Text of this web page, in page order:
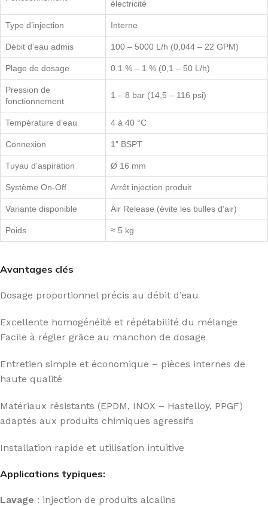
électricité
Type d’injection Interne
Débit d’eau admis 100 – 5000 L/h (0,044 – 22 GPM)
Plage de dosage 0.1 % – 1 % (0,1 – 50 L/h)
Pression de
fonctionnement
1 – 8 bar (14,5 – 116 psi)
Température d’eau 4 à 40 °C
Connexion 1” BSPT
Tuyau d’aspiration Ø 16 mm
Système On-Off Arrêt injection produit
Variante disponible Air Release (évite les bulles d’air)
Poids ≈ 5 kg
Avantages clés
Dosage proportionnel précis au débit d’eau
Excellente homogénéité et répétabilité du mélange
Facile à régler grâce au manchon de dosage
Entretien simple et économique – pièces internes de
haute qualité
Matériaux résistants (EPDM, INOX – Hastelloy, PPGF)
adaptés aux produits chimiques agressifs
Installation rapide et utilisation intuitive
Applications typiques:
Lavage : injection de produits alcalins